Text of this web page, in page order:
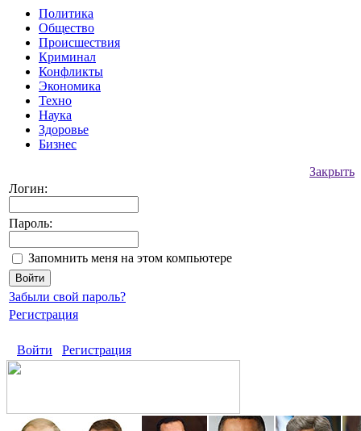
Политика
Общество
Происшествия
Криминал
Конфликты
Экономика
Техно
Наука
Здоровье
Бизнес
Закрыть
Логин:
Пароль:
Запомнить меня на этом компьютере
Забыли свой пароль?
Регистрация
Войти Регистрация